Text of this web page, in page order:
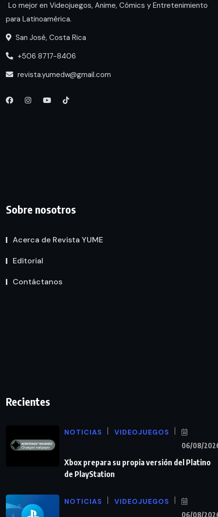
Lo mejor en Videojuegos, Anime, Cómics y Entretenimiento
para Latinoamérica.
San José, Costa Rica
+506 8717-8406
revista.yumedw@gmail.com
Sobre nosotros
Acerca de Revista YUME
Editorial
Contáctanos
Recientes
NOTICIAS VIDEOJUEGOS
06/08/
Xbox prepara su propia versión del Platino
de PlayStation
NOTICIAS VIDEOJUEGOS
06/08/